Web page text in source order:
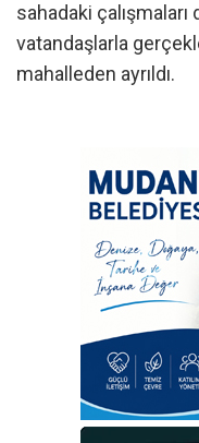
sahadaki
vatandaşlarla
mahalleden ayrıldı.